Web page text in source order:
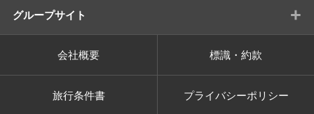
グループサイト +
会社概要 標識・約款
旅行条件書 プライバシーポリシー